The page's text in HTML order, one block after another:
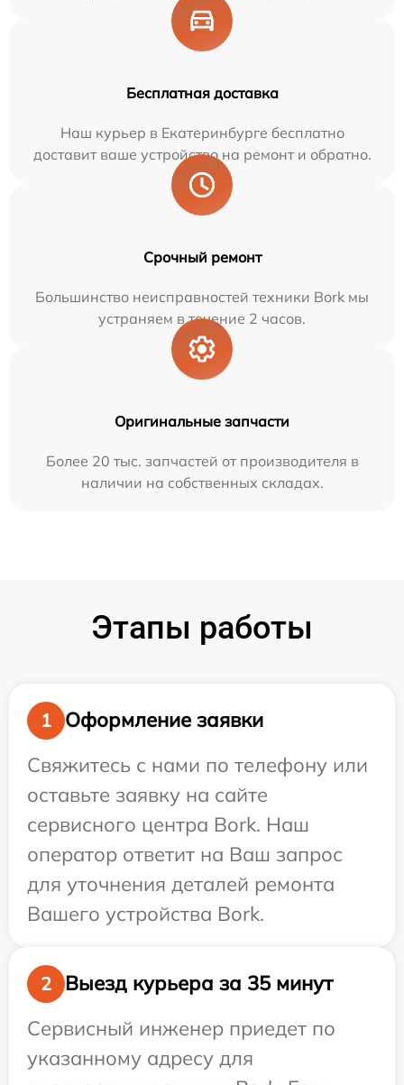
Бесплатная доставка
Наш курьер в Екатеринбурге бесплатно
доставит ваше устройство на ремонт и обратно.
Срочный ремонт
Большинство неисправностей техники Bork мы
устраняем в течение 2 часов.
Оригинальные запчасти
Более 20 тыс. запчастей от производителя в
наличии на собственных складах.
Этапы работы
1
Оформление заявки
Свяжитесь с нами по телефону или
оставьте заявку на сайте
сервисного центра Bork. Наш
оператор ответит на Ваш запрос
для уточнения деталей ремонта
Вашего устройства Bork.
2
Выезд курьера за 35 минут
Сервисный инженер приедет по
указанному адресу для